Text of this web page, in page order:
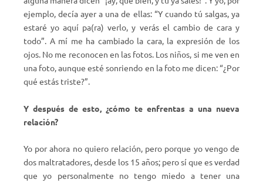
ejemplo, decía ayer a una de ellas: “Y cuando tú salgas, ya
estaré yo aquí pa(ra) verlo, y verás el cambio de cara y
todo”. A mí me ha cambiado la cara, la expresión de los
ojos. No me reconocen en las fotos. Los niños, si me ven en
una foto, aunque esté sonriendo en la foto me dicen: “¿Por
qué estás triste?”.
Y después de esto, ¿cómo te enfrentas a una nueva
relación?
Yo por ahora no quiero relación, pero porque yo vengo de
dos maltratadores, desde los 15 años; pero sí que es verdad
que yo personalmente no tengo miedo a tener una